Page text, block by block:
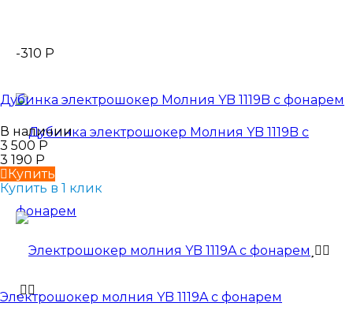
-310 Р
Дубинка электрошокер Молния YB 1119B с фонарем
В наличии
3 500 Р
3 190 Р
Купить
Купить в 1 клик
Электрошокер молния YB 1119A с фонарем